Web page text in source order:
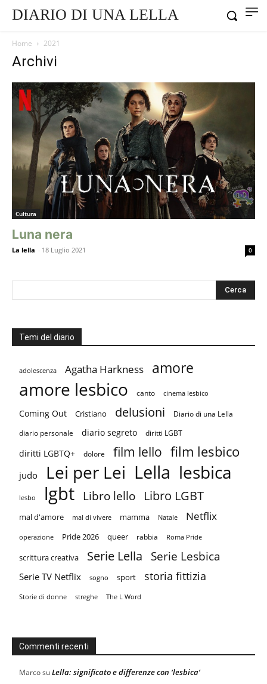
DIARIO DI UNA LELLA
Home 2021
Archivi
Cultura
Luna nera
La lella - 18 Luglio 2021 0
Temi del diario
adolescenza Agatha Harkness amore
amore lesbico canto cinema lesbico
Coming Out Cristiano delusioni
Diario di una Lella
diario personale
diario segreto diritti LGBT
diritti LGBTQ+ dolore film lello film lesbico
judo Lei per Lei Lella lesbica
lesbo lgbt Libro lello Libro LGBT
mal d'amore mal di vivere mamma Natale Netflix
operazione Pride 2026 queer rabbia Roma Pride
scrittura creativa Serie Lella Serie Lesbica
Serie TV Netflix sogno sport storia fittizia
Storie di donne streghe The L Word
Commenti recenti
MarcosuLella: significato e differenze con ‘lesbica’